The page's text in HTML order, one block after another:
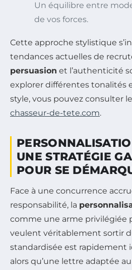
Un équilibre entre
de vos forces.
Cette approche stylistique
tendances actuelles de
persuasion et l’authenticité
explorer différentes tonalités
style, vous pouvez consulter
chasseur-de-tete.com.
UNE STRATÉGIE
POUR SE
Face à une concurrence
responsabilité, la
comme une arme privilégiée
veulent véritablement sortir
standardisée est rapidement
alors qu’une lettre adaptée